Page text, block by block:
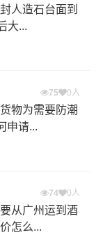
人造石台面到
大...
75 0人
物为需要防潮
申请...
74 0人
从广州运到酒
怎么...